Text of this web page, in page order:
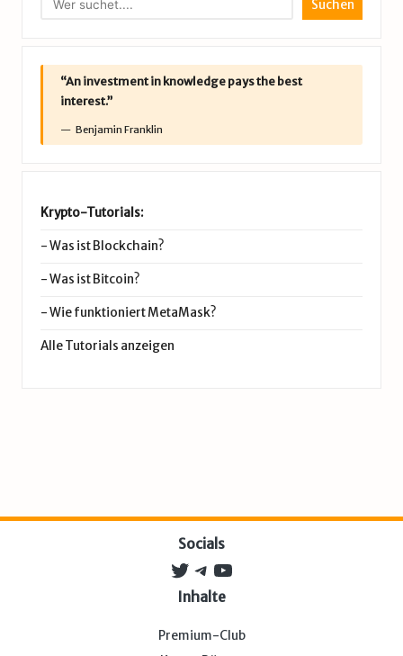
Suchen
“An investment in knowledge pays the best
interest.”
Benjamin Franklin
Krypto-Tutorials:
-Was ist Blockchain?
-Was ist Bitcoin?
-Wie funktioniert MetaMask?
Alle Tutorials anzeigen
Socials
Twitter
Telegram
YouTube
Inhalte
Premium-Club